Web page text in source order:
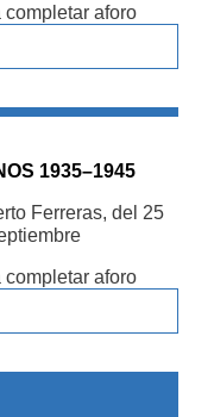
completar aforo
1935–1945
Ferreras, del 25
completar aforo